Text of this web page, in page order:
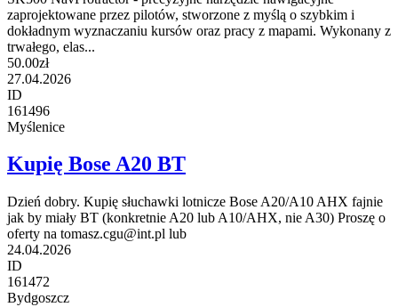
zaprojektowane przez pilotów, stworzone z myślą o szybkim i
dokładnym wyznaczaniu kursów oraz pracy z mapami. Wykonany z
trwałego, elas...
50.00zł
27.04.2026
ID
161496
Myślenice
Kupię Bose A20 BT
Dzień dobry. Kupię słuchawki lotnicze Bose A20/A10 AHX fajnie
jak by miały BT (konkretnie A20 lub A10/AHX, nie A30) Proszę o
oferty na tomasz.cgu@int.pl lub
24.04.2026
ID
161472
Bydgoszcz